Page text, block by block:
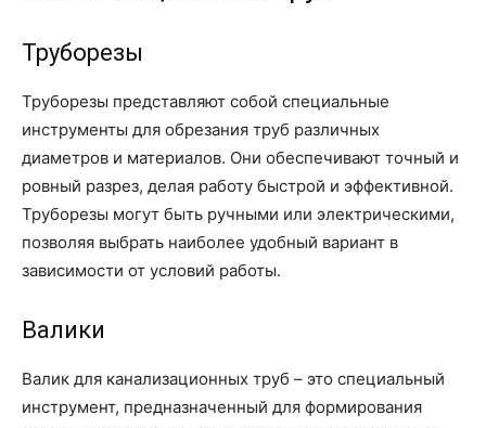
Труборезы
Труборезы представляют собой специальные
инструменты для обрезания труб различных
диаметров и материалов. Они обеспечивают точный и
ровный разрез, делая работу быстрой и эффективной.
Труборезы могут быть ручными или электрическими,
позволяя выбрать наиболее удобный вариант в
зависимости от условий работы.
Валики
Валик для канализационных труб – это специальный
инструмент, предназначенный для формирования